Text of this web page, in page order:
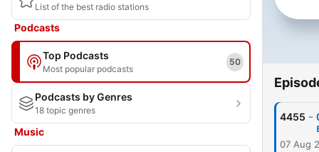
List of the best radio stations
Podcasts
Top Podcasts
Most popular podcasts
50
Podcasts by Genres
18 topic genres
Music
4455 -
07 Aug